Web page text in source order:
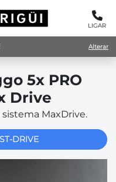
LIGAR
Alterar
5x PRO
Drive
MaxDrive.
DRIVE